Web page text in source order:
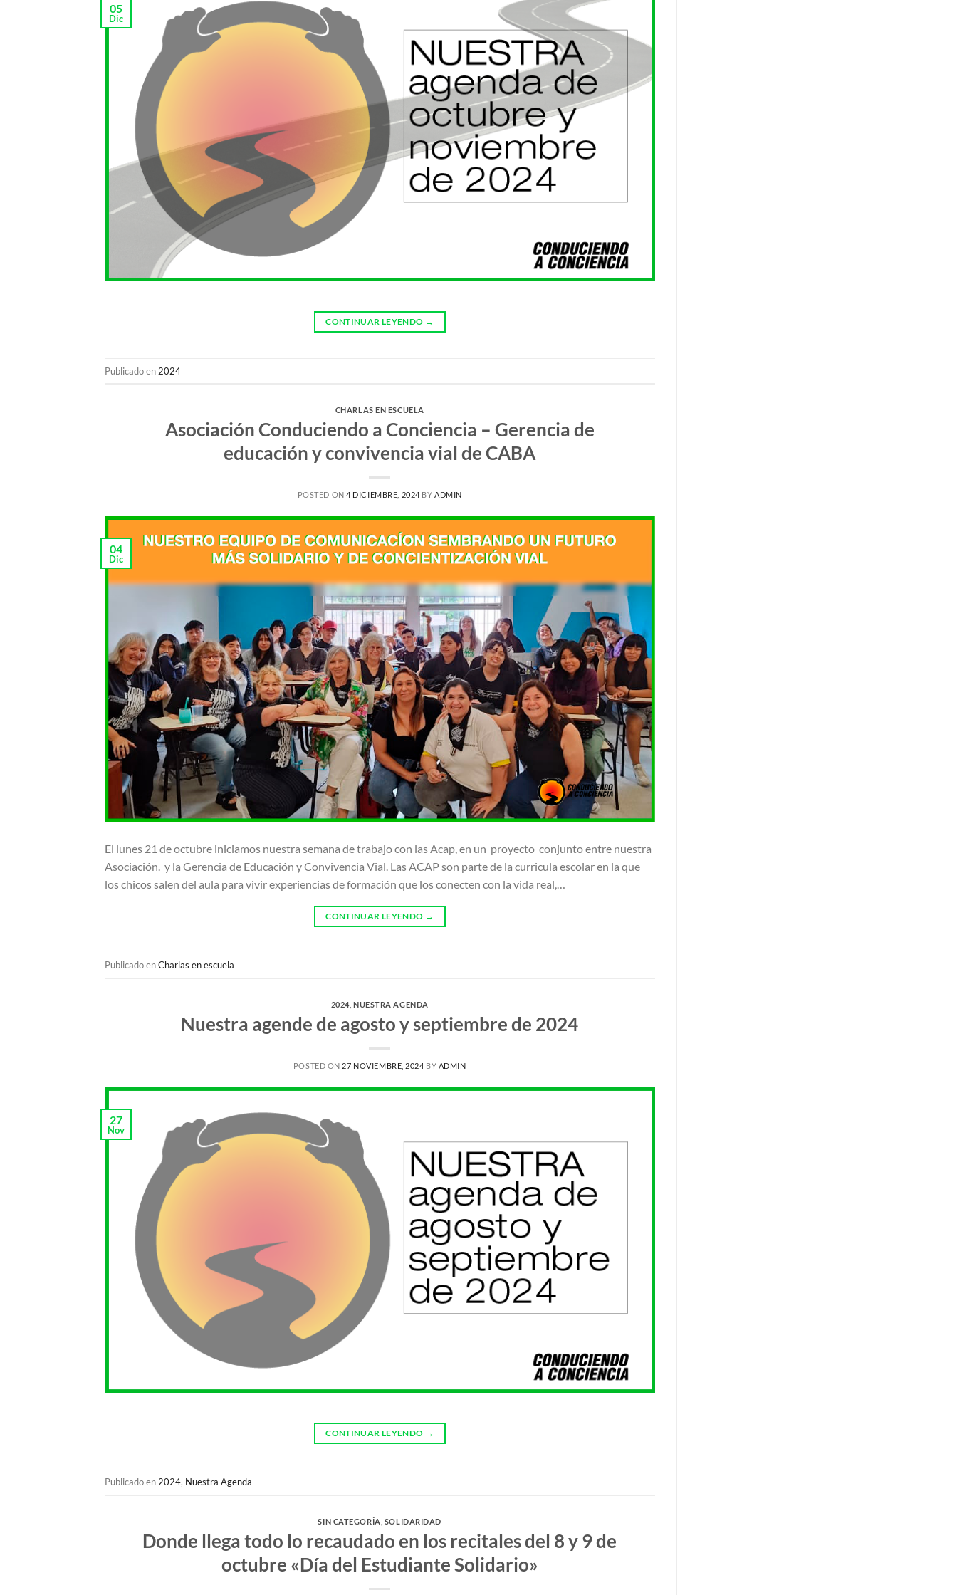
05
Dic
CONTINUAR LEYENDO →
Publicado en 2024
CHARLAS EN ESCUELA
Asociación Conduciendo a Conciencia – Gerencia de
educación y convivencia vial de CABA
POSTED ON4 DICIEMBRE, 2024 BYADMIN
04
Dic
El lunes 21 de octubre iniciamos nuestra semana de trabajo con las Acap, en un proyecto conjunto entre nuestra
Asociación. y la Gerencia de Educación y Convivencia Vial. Las ACAP son parte de la curricula escolar en la que
los chicos salen del aula para vivir experiencias de formación que los conecten con la vida real,…
CONTINUAR LEYENDO →
Publicado enCharlas en escuela
2024,NUESTRA AGENDA
Nuestra agende de agosto y septiembre de 2024
POSTED ON 27 NOVIEMBRE, 2024 BY ADMIN
27
Nov
CONTINUAR LEYENDO →
Publicado en2024, Nuestra Agenda
SIN CATEGORÍA SOLIDARIDAD
Donde llega todo lo recaudado en los recitales del 8 y 9 de
octubre «Día del Estudiante Solidario»